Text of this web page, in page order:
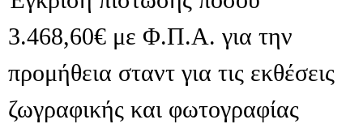
3.468,60€ με Φ.Π.Α. για την
προμήθεια σταντ για τις εκθέσεις
ζωγραφικής και φωτογραφίας